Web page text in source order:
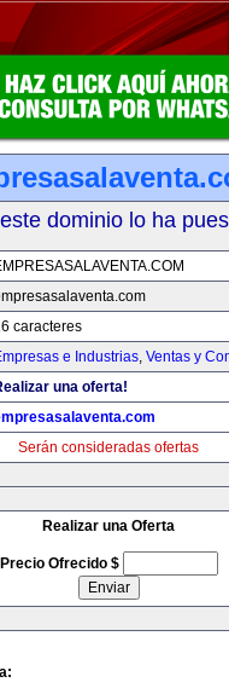
dominio lo ha
caracteres
e Industrias, Ventas y
una oferta!
Serán consideradas ofertas
Realizar una Oferta
Precio Ofrecido $